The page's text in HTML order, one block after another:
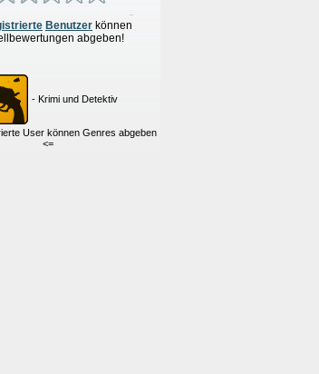
istrierte Benutzer können
abgeben!
- Krimi und Detektiv
User können Genres abgeben
<=